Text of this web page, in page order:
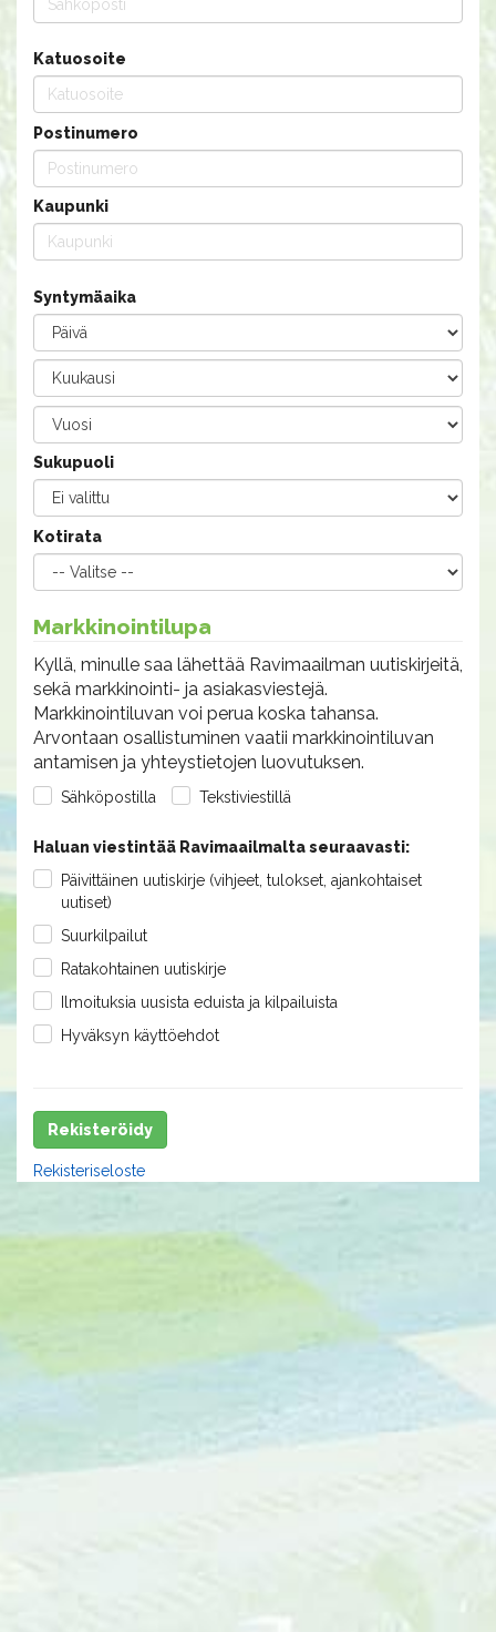
Katuosoite
Postinumero
Kaupunki
Syntymäaika
Sukupuoli
Kotirata
Markkinointilupa
Kyllä, minulle saa lähettää Ravimaailman uutiskirjeitä,
sekä markkinointi- ja asiakasviestejä.
Markkinointiluvan voi perua koska tahansa.
Arvontaan osallistuminen vaatii markkinointiluvan
antamisen ja yhteystietojen luovutuksen.
Sähköpostilla Tekstiviestillä
Haluan viestintää Ravimaailmalta seuraavasti:
Päivittäinen uutiskirje (vihjeet, tulokset, ajankohtaiset
uutiset)
Suurkilpailut
Ratakohtainen uutiskirje
Ilmoituksia uusista eduista ja kilpailuista
Hyväksyn käyttöehdot
Rekisteröidy
Rekisteriseloste